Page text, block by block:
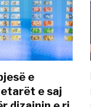
e
e saj